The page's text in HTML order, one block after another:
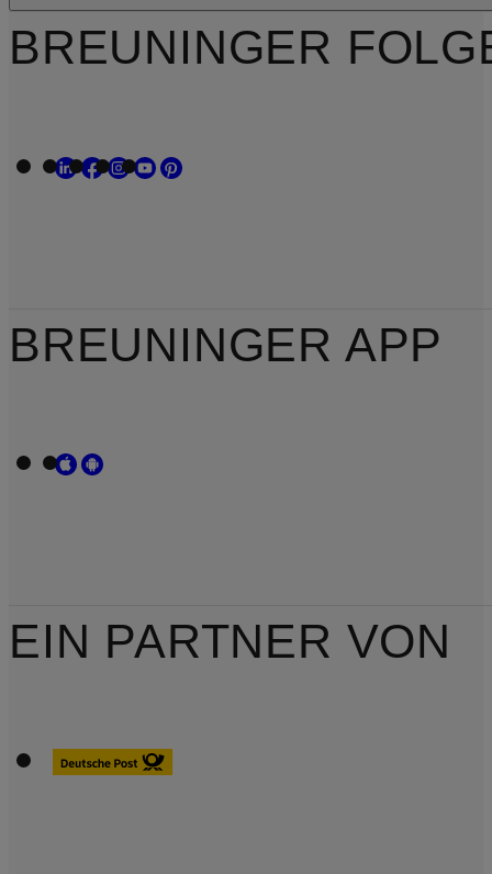
EIN PARTNER VON
BREUNINGER
BREUNINGER APP